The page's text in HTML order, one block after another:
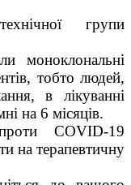
групи
моноклональні
тобто людей,
в лікуванні
на 6 місяців.
COVID-19
на терапевтичну